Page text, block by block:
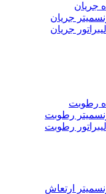
جریان
جریان
جریان
رطوبت
رطوبت
رطوبت
ارتعاش